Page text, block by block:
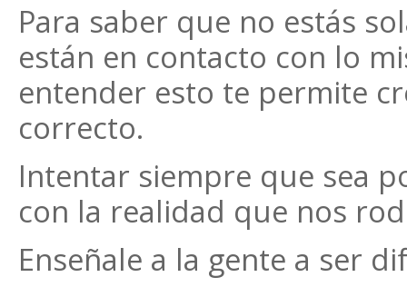
Para saber que no estás
están en contacto con lo
entender esto te permite
correcto.
Intentar siempre que sea
con la realidad que nos
Enseñale a la gente a ser